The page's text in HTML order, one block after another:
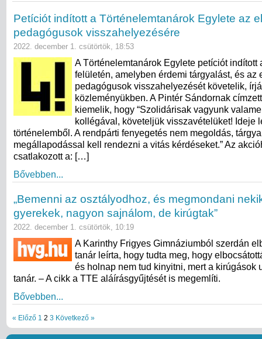
Petíciót indított a Történelemtanárok Egylete az
pedagógusok visszahelyezésére
2022. december 1. csütörtök, 18:53
A Történelemtanárok Egylete petíciót indított
felületén, amelyben érdemi tárgyalást, és az
pedagógusok visszahelyezését követelik,
közleményükben. A Pintér Sándornak
kiemelik, hogy “Szolidárisak vagyunk
kollégával, követeljük visszavételüket! Ideje
történelemből. A rendpárti fenyegetés nem megoldás,
megállapodással kell rendezni a vitás kérdéseket.” Az
csatlakozott a: […]
Bővebben...
„Bemenni az osztályodhoz, és megmondani
gyerekek, nagyon sajnálom, de kirúgtak”
2022. december 1. csütörtök, 10:19
A Karinthy Frigyes Gimnáziumból szerdán
tanár leírta, hogy tudta meg, hogy
és holnap nem tud kinyitni, mert a kirúgások
tanár. – A cikk a TTE aláírásgyűjtését is megemlíti.
Bővebben...
« Előző 1 2 3 Következő »